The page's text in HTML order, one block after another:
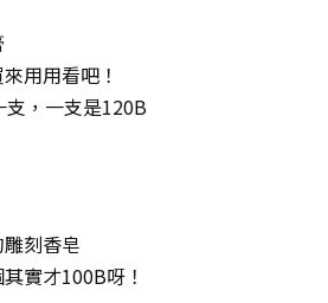
用用看吧！
，一支是120B
刻香皂
實才100B呀！